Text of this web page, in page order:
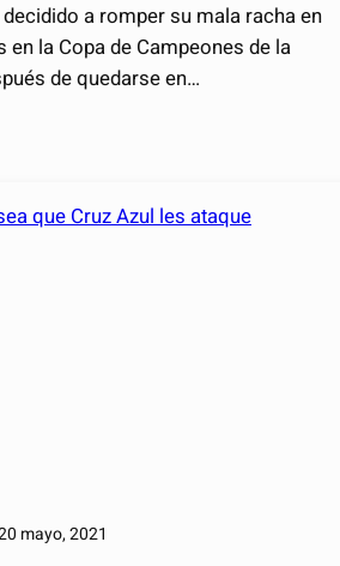
a romper su mala racha en
la Copa de Campeones de la
de quedarse en…
mayo, 2021